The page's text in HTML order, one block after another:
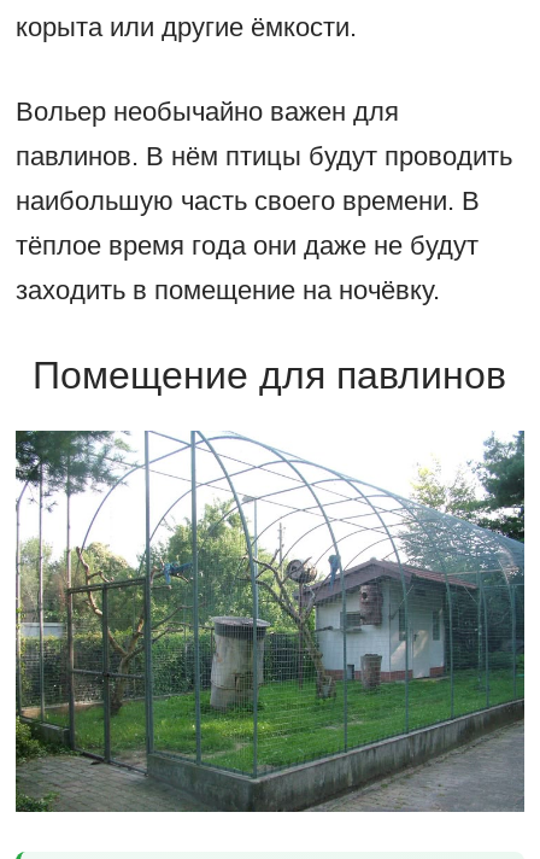
корыта или другие ёмкости.
Вольер необычайно важен для
павлинов. В нём птицы будут проводить
наибольшую часть своего времени. В
тёплое время года они даже не будут
заходить в помещение на ночёвку.
Помещение для павлинов